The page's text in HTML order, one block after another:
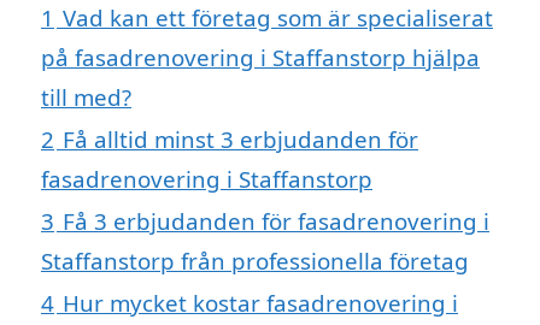
1 Vad kan ett företag som är specialiserat
på fasadrenovering i Staffanstorp hjälpa
till med?
2 Få alltid minst 3 erbjudanden för
fasadrenovering i Staffanstorp
3 Få 3 erbjudanden för fasadrenovering i
Staffanstorp från professionella företag
4 Hur mycket kostar fasadrenovering i